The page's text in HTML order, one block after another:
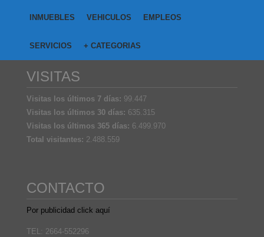
INMUEBLES VEHICULOS EMPLEOS
SERVICIOS + CATEGORIAS
VISITAS
Visitas los últimos 7 días: 99.447
Visitas los últimos 30 días: 635.315
Visitas los últimos 365 días: 6.499.970
Total visitantes: 2.488.559
CONTACTO
Por publicidad click aquí
TEL: 2664-552296